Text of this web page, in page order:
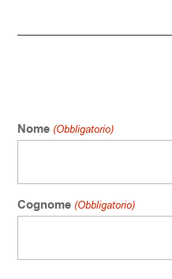
Nome
e
(Obbligatorio)
Nome
Cognome